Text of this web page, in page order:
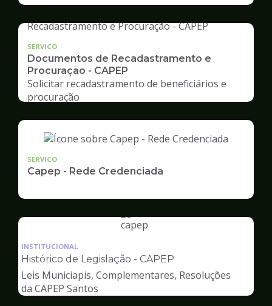
Capep
SERVICO
Documentos de Recadastramento e
Procuração - CAPEP
Solicitar recadastramento de beneficiários e
procuração
SERVICO
Capep - Rede Credenciada
Ilustração
pagina
Capep
INSTITUCIONAL
Histórico de Legislação - CAPEP
Leis Municiapis, Complementares, Resoluções
da CAPEP Santos